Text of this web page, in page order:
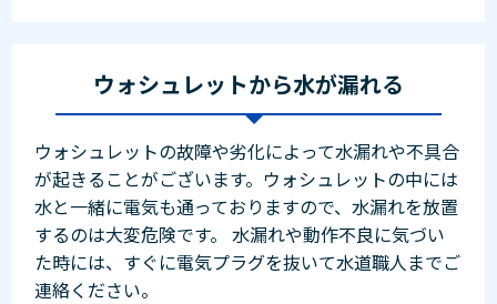
ウォシュレットから水が漏れる
ウォシュレットの故障や劣化によって水漏れや不具合
が起きることがございます。ウォシュレットの中には
水と一緒に電気も通っておりますので、水漏れを放置
するのは大変危険です。 水漏れや動作不良に気づい
た時には、すぐに電気プラグを抜いて水道職人までご
連絡ください。